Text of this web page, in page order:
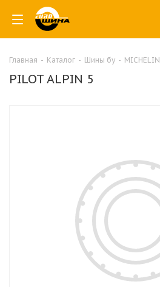
Главная - Каталог - Шины бу - MICHELIN
PILOT ALPIN 5